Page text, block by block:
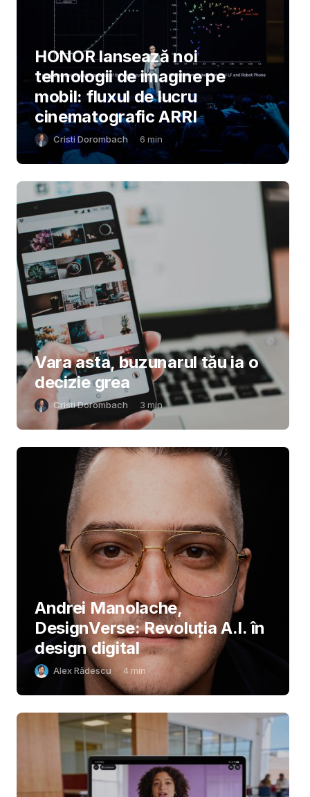
HONOR lansează noi
tehnologii de imagine pe
mobil: fluxul de lucru
cinematografic ARRI
Cristi Dorombach 6 min
Vara asta, buzunarul tău ia o
decizie grea
Cristi Dorombach 3 min
Andrei Manolache,
DesignVerse: Revoluția A.I. în
design digital
Alex Rădescu 4 min